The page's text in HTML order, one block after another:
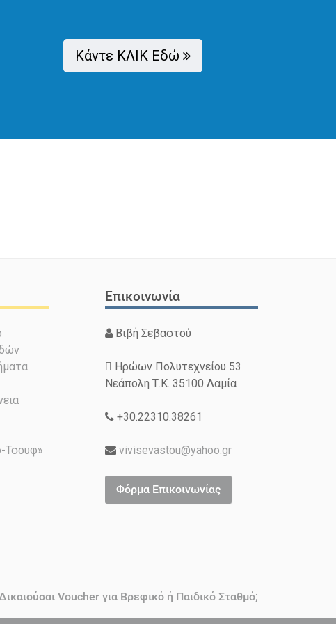
παιδί σου ότι καλύτερος...
Διαβάστε Περισσότερα
Κάντε ΚΛΙΚ Εδώ
Τσουφ»
Επικοινωνία
Βιβή Σεβαστού
Ηρώων Πολυτεχνείου 53
Νεάπολη Τ.Κ. 35100 Λαμία
+30.22310.38261
vivisevastou@yahoo.gr
Φόρμα Επικοινωνίας
Voucher για Βρεφικό ή Παιδικό Σταθμό;